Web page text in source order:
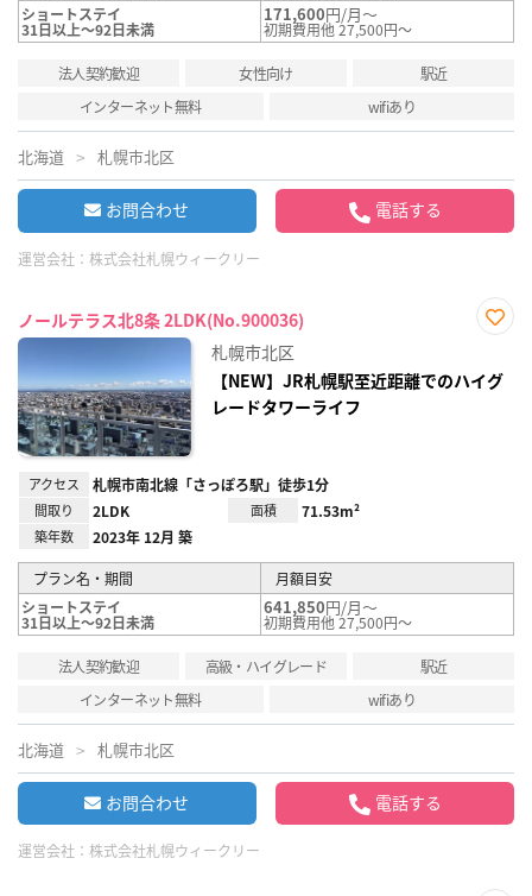
ショートステイ
31日以上～92日未満
171,600円/月～
初期費用他 27,500円～
法人契約歓迎 女性向け
駅近
インターネット無料
wifiあり
北海道 札幌市北区
お問合わせ 電話する
運営会社： 株式会社札幌ウィークリー
ノールテラス北8条 2LDK(No.900036)
り登
録
札幌市北区
【NEW】JR札幌駅至近距離でのハイグ
レードタワーライフ
アクセス 札幌市南北線「さっぽろ駅」徒歩1分
間取り 2LDK 面積 71.53m²
築年数 2023年 12月 築
プラン名・期間
月額目安
ショートステイ
31日以上～92日未満
641,850円/月～
初期費用他 27,500円～
法人契約歓迎 高級・ハイグレード
駅近
インターネット無料
wifiあり
北海道 札幌市北区
お問合わせ 電話する
運営会社： 株式会社札幌ウィークリー